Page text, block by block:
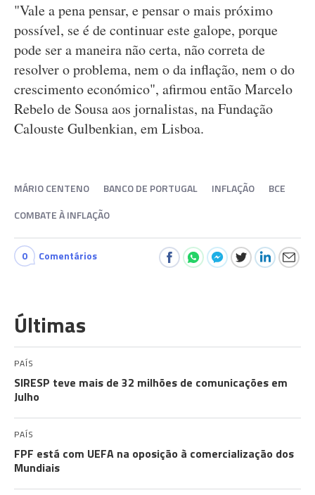
"Vale a pena pensar, e pensar o mais próximo
possível, se é de continuar este galope, porque
pode ser a maneira não certa, não correta de
resolver o problema, nem o da inflação, nem o do
crescimento económico", afirmou então Marcelo
Rebelo de Sousa aos jornalistas, na Fundação
Calouste Gulbenkian, em Lisboa.
MÁRIO CENTENO BANCO DE PORTUGAL INFLAÇÃO
BCE
COMBATE À INFLAÇÃO
0 Comentários
Últimas
PAÍS
SIRESP teve mais de 32 milhões de comunicações em
Julho
PAÍS
FPF está com UEFA na oposição à comercialização dos
Mundiais